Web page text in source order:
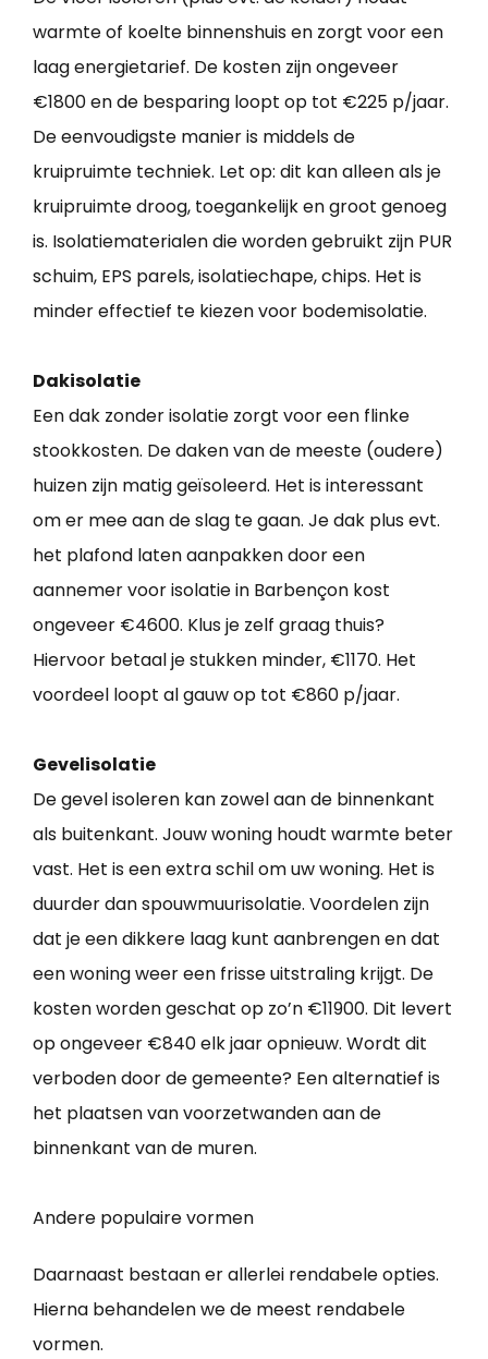
warmte of koelte binnenshuis en zorgt voor een
laag energietarief. De kosten zijn ongeveer
€1800 en de besparing loopt op tot €225 p/jaar.
De eenvoudigste manier is middels de
kruipruimte techniek. Let op: dit kan alleen als je
kruipruimte droog, toegankelijk en groot genoeg
is. Isolatiematerialen die worden gebruikt zijn PUR
schuim, EPS parels, isolatiechape, chips. Het is
minder effectief te kiezen voor bodemisolatie.
Dakisolatie
Een dak zonder isolatie zorgt voor een flinke
stookkosten. De daken van de meeste (oudere)
huizen zijn matig geïsoleerd. Het is interessant
om er mee aan de slag te gaan. Je dak plus evt.
het plafond laten aanpakken door een
aannemer voor isolatie in Barbençon kost
ongeveer €4600. Klus je zelf graag thuis?
Hiervoor betaal je stukken minder, €1170. Het
voordeel loopt al gauw op tot €860 p/jaar.
Gevelisolatie
De gevel isoleren kan zowel aan de binnenkant
als buitenkant. Jouw woning houdt warmte beter
vast. Het is een extra schil om uw woning. Het is
duurder dan spouwmuurisolatie. Voordelen zijn
dat je een dikkere laag kunt aanbrengen en dat
een woning weer een frisse uitstraling krijgt. De
kosten worden geschat op zo’n €11900. Dit levert
op ongeveer €840 elk jaar opnieuw. Wordt dit
verboden door de gemeente? Een alternatief is
het plaatsen van voorzetwanden aan de
binnenkant van de muren.
Andere populaire vormen
Daarnaast bestaan er allerlei rendabele opties.
Hierna behandelen we de meest rendabele
vormen.